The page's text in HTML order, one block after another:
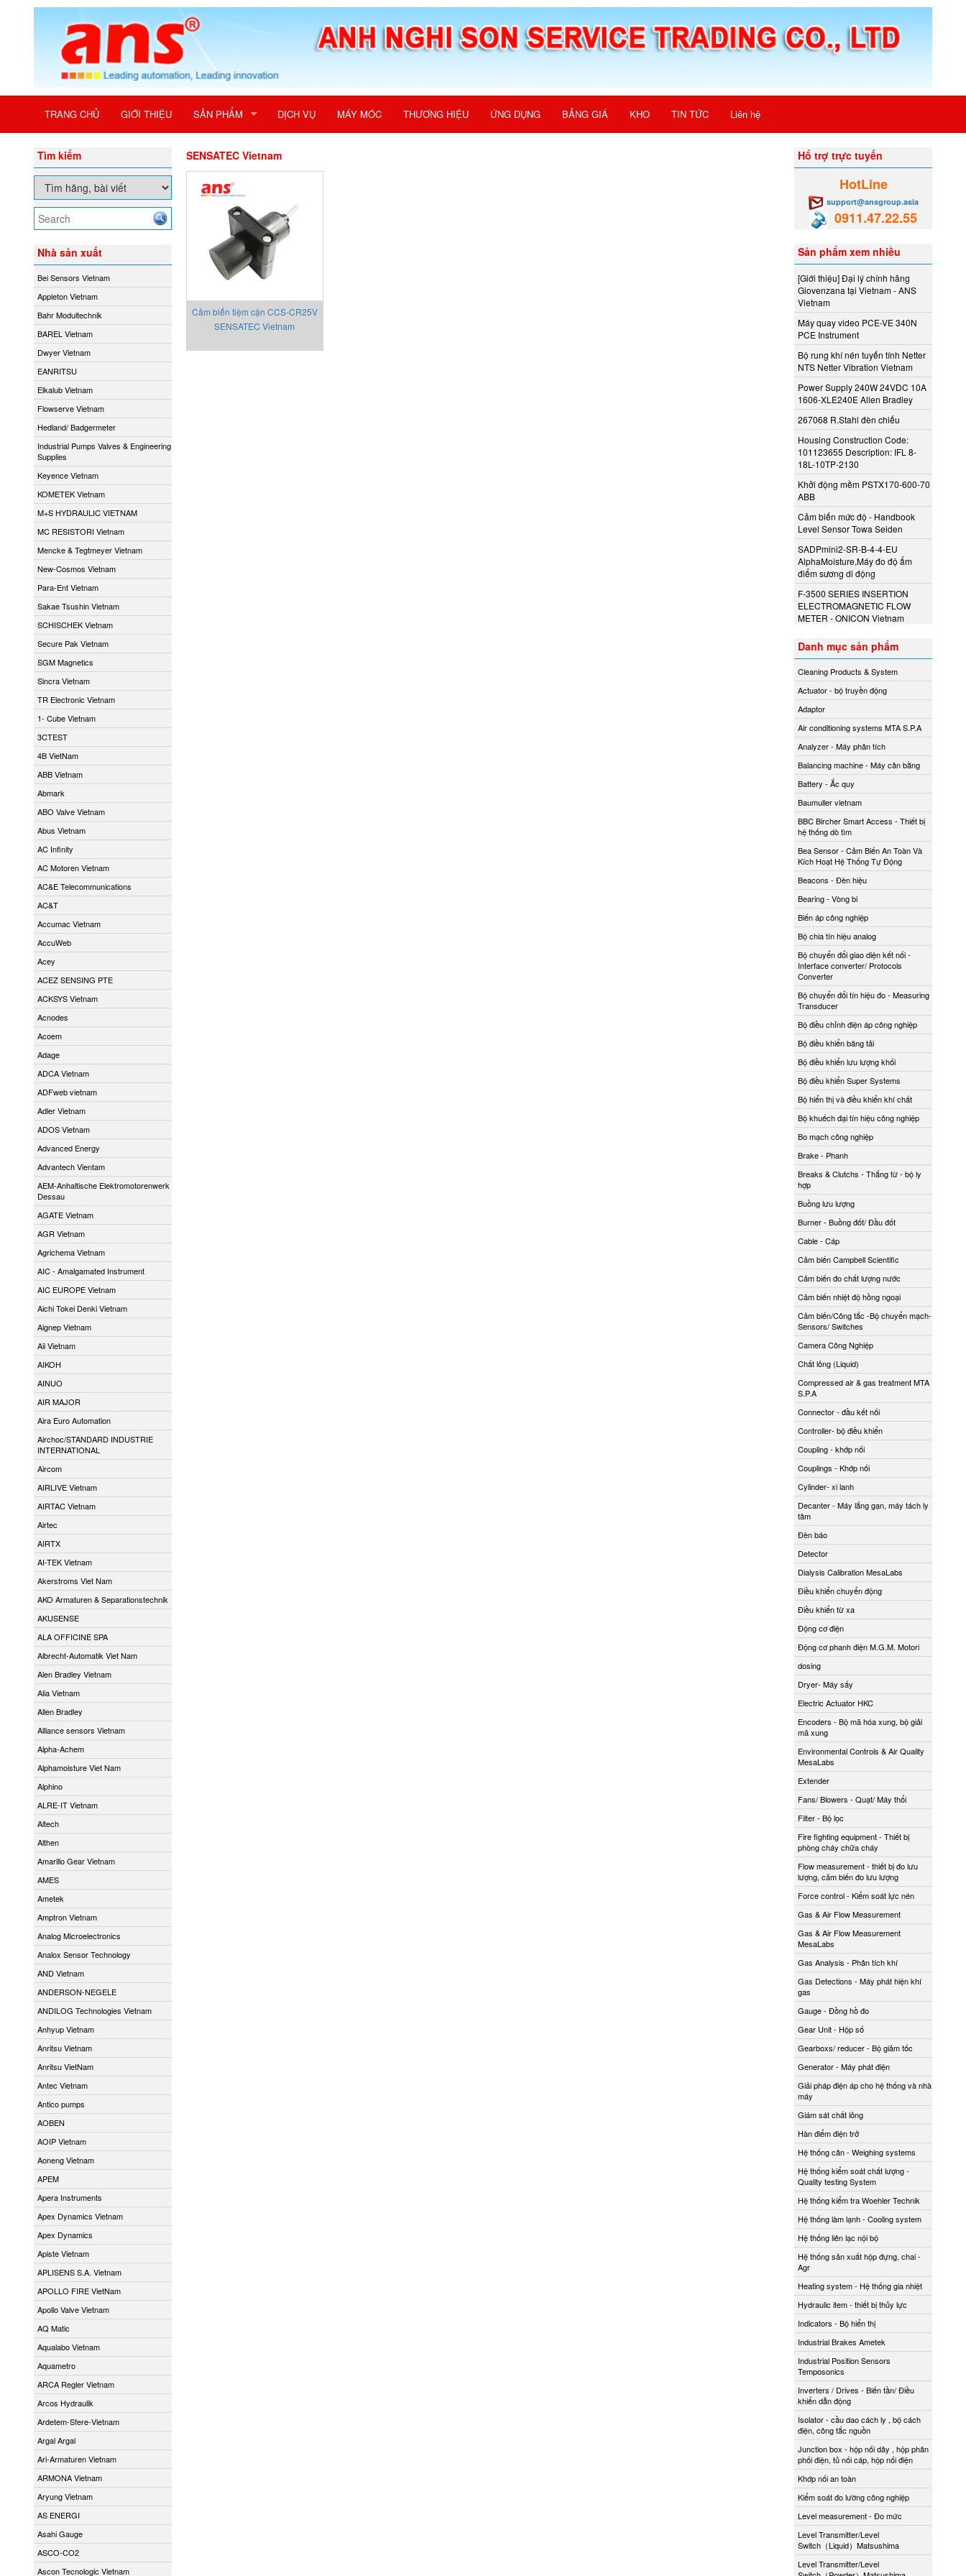
TRANG CHỦ GIỚI THIỆU SẢN PHẨM DỊCH VỤ MÁY MÓC THƯƠNG HIỆU ỨNG DỤNG BẢNG GIÁ KHO TIN TỨC Liên hệ
Tìm kiếm
Nhà sản xuất
Bei Sensors Vietnam
Appleton Vietnam
Bahr Modultechnik
BAREL Vietnam
Dwyer Vietnam
EANRITSU
Elkalub Vietnam
Flowserve Vietnam
Hedland/ Badgermeter
Industrial Pumps Valves & Engineering
Supplies
Keyence Vietnam
KOMETEK Vietnam
M+S HYDRAULIC VIETNAM
MC RESISTORI Vietnam
Mencke & Tegtmeyer Vietnam
New-Cosmos Vietnam
Para-Ent Vietnam
Sakae Tsushin Vietnam
SCHISCHEK Vietnam
Secure Pak Vietnam
SGM Magnetics
Sincra Vietnam
TR Electronic Vietnam
1- Cube Vietnam
3CTEST
4B VietNam
ABB Vietnam
Abmark
ABO Valve Vietnam
Abus Vietnam
AC Infinity
AC Motoren Vietnam
AC&E Telecommunications
AC&T
Accumac Vietnam
AccuWeb
Acey
ACEZ SENSING PTE
ACKSYS Vietnam
Acnodes
Acoem
Adage
ADCA Vietnam
ADFweb vietnam
Adler Vietnam
ADOS Vietnam
Advanced Energy
Advantech Vientam
AEM-Anhaltische Elektromotorenwerk
Dessau
AGATE Vietnam
AGR Vietnam
Agrichema Vietnam
AIC - Amalgamated Instrument
AIC EUROPE Vietnam
Aichi Tokei Denki Vietnam
Aignep Vietnam
Aii Vietnam
AIKOH
AINUO
AIR MAJOR
Aira Euro Automation
Airchoc/STANDARD INDUSTRIE
INTERNATIONAL
Aircom
AIRLIVE Vietnam
AIRTAC Vietnam
Airtec
AIRTX
AI-TEK Vietnam
Akerstroms Viet Nam
AKO Armaturen & Separationstechnik
AKUSENSE
ALA OFFICINE SPA
Albrecht-Automatik Viet Nam
Alen Bradley Vietnam
Alia Vietnam
Allen Bradley
Alliance sensors Vietnam
Alpha-Achem
Alphamoisture Viet Nam
Alphino
ALRE-IT Vietnam
Altech
Althen
Amarillo Gear Vietnam
AMES
Ametek
Amptron Vietnam
Analog Microelectronics
Analox Sensor Technology
AND Vietnam
ANDERSON-NEGELE
ANDILOG Technologies Vietnam
Anhyup Vietnam
Anritsu Vietnam
Anritsu VietNam
Antec Vietnam
Antico pumps
AOBEN
AOIP Vietnam
Aoneng Vietnam
APEM
Apera Instruments
Apex Dynamics Vietnam
Apex Dynamics
Apiste Vietnam
APLISENS S.A. Vietnam
APOLLO FIRE VietNam
Apollo Valve Vietnam
AQ Matic
Aqualabo Vietnam
Aquametro
ARCA Regler Vietnam
Arcos Hydraulik
Ardetem-Sfere-Vietnam
Argal Argal
Ari-Armaturen Vietnam
ARMONA Vietnam
Aryung Vietnam
AS ENERGI
Asahi Gauge
ASCO-CO2
Ascon Tecnologic Vietnam
SENSATEC Vietnam
Cảm biến tiệm cận CCS-CR25V
SENSATEC Vietnam
Hổ trợ trực tuyến
HotLine
support@ansgroup.asia
0911.47.22.55
Sản phẩm xem nhiều
[Giới thiệu] Đại lý chính hãng
Giovenzana tại Vietnam - ANS
Vietnam
Máy quay video PCE-VE 340N
PCE Instrument
Bộ rung khí nén tuyến tính Netter
NTS Netter Vibration Vietnam
Power Supply 240W 24VDC 10A
1606-XLE240E Allen Bradley
267068 R.Stahl đèn chiếu
Housing Construction Code:
101123655 Description: IFL 8-
18L-10TP-2130
Khởi động mềm PSTX170-600-70
ABB
Cảm biến mức độ - Handbook
Level Sensor Towa Seiden
SADPmini2-SR-B-4-4-EU
AlphaMoisture,Máy đo độ ẩm
điểm sương di động
F-3500 SERIES INSERTION
ELECTROMAGNETIC FLOW
METER - ONICON Vietnam
Danh mục sản phẩm
Cleaning Products & System
Actuator - bộ truyền động
Adaptor
Air conditioning systems MTA S.P.A
Analyzer - Máy phân tích
Balancing machine - Máy cân bằng
Battery - Ắc quy
Baumuller vietnam
BBC Bircher Smart Access - Thiết bị
hệ thống dò tìm
Bea Sensor - Cảm Biến An Toàn Và
Kích Hoạt Hệ Thống Tự Động
Beacons - Đèn hiệu
Bearing - Vòng bi
Biến áp công nghiệp
Bộ chia tín hiệu analog
Bộ chuyển đổi giao diện kết nối -
Interface converter/ Protocols
Converter
Bộ chuyển đổi tín hiệu đo - Measuring
Transducer
Bộ điều chỉnh điện áp công nghiệp
Bộ điều khiển băng tải
Bộ điều khiển lưu lượng khối
Bộ điều khiển Super Systems
Bộ hiển thị và điều khiển khí chất
Bộ khuếch đại tín hiệu công nghiệp
Bo mạch công nghiệp
Brake - Phanh
Breaks & Clutchs - Thắng từ - bộ ly
hợp
Buồng lưu lượng
Burner - Buồng đốt/ Đầu đốt
Cable - Cáp
Cảm biến Campbell Scientific
Cảm biến đo chất lượng nước
Cảm biến nhiệt độ hồng ngoại
Cảm biến/Công tắc -Bộ chuyển mạch-
Sensors/ Switches
Camera Công Nghiệp
Chất lỏng (Liquid)
Compressed air & gas treatment MTA
S.P.A
Connector - đầu kết nối
Controller- bộ điều khiển
Coupling - khớp nối
Couplings - Khớp nối
Cylinder- xi lanh
Decanter - Máy lắng gạn, máy tách ly
tâm
Đèn báo
Detector
Dialysis Calibration MesaLabs
Điều khiển chuyển động
Điều khiển từ xa
Động cơ điện
Động cơ phanh điện M.G.M. Motori
dosing
Dryer- Máy sấy
Electric Actuator HKC
Encoders - Bộ mã hóa xung, bộ giải
mã xung
Environmental Controls & Air Quality
MesaLabs
Extender
Fans/ Blowers - Quạt/ Máy thổi
Filter - Bộ lọc
Fire fighting equipment - Thiết bị
phòng cháy chữa cháy
Flow measurement - thiết bị đo lưu
lượng, cảm biến đo lưu lượng
Force control - Kiểm soát lực nén
Gas & Air Flow Measurement
Gas & Air Flow Measurement
MesaLabs
Gas Analysis - Phân tích khí
Gas Detections - Máy phát hiện khí
gas
Gauge - Đồng hồ đo
Gear Unit - Hộp số
Gearboxs/ reducer - Bộ giảm tốc
Generator - Máy phát điện
Giải pháp điện áp cho hệ thống và nhà
máy
Giám sát chất lỏng
Hàn điểm điện trở
Hệ thống cân - Weighing systems
Hệ thống kiểm soát chất lượng -
Quality testing System
Hệ thống kiểm tra Woehler Technik
Hệ thống làm lạnh - Cooling system
Hệ thống liên lạc nội bộ
Hệ thống sản xuất hộp đựng, chai -
Agr
Heating system - Hệ thống gia nhiệt
Hydraulic item - thiết bị thủy lực
Indicators - Bộ hiển thị
Industrial Brakes Ametek
Industrial Position Sensors
Temposonics
Inverters / Drives - Biến tần/ Điều
khiển dẫn động
Isolator - cầu dao cách ly , bộ cách
điện, công tắc nguồn
Junction box - hộp nối dây , hộp phân
phối điện, tủ nối cáp, hộp nối điện
Khớp nối an toàn
Kiểm soát đo lường công nghiệp
Level measurement - Đo mức
Level Transmitter/Level
Switch（Liquid）Matsushima
Level Transmitter/Level